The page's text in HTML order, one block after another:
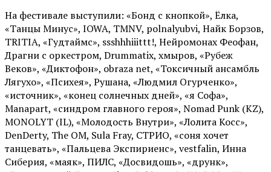
На фестивале выступили: «Бонд с кнопкой», Ёлка,
«Танцы Минус», IOWA, TMNV, polnalyubvi, Найк Борзов,
TRITIA, «Гудтаймс», ssshhhiiittt!, Нейромонах Феофан,
Драгни с оркестром, Drummatix, хмыров, «Рубеж
Веков», «Диктофон», obraza net, «Токсичный ансамбль
Лягухо», «Психея», Рушана, «Людмил Огурченко»,
«источник», «конец солнечных дней», «я Софа»,
Manapart, «синдром главного героя», Nomad Punk (KZ),
MONOLYT (IL), «Молодость Внутри», «Лолита Косс»,
DenDerty, The OM, Sula Fray, СТРИО, «соня хочет
танцевать», «Пальцева Экспириенс», vestfalin, Инна
Сиберия, «маяк», ПИЛС, «Досвидошь», «друнк»,